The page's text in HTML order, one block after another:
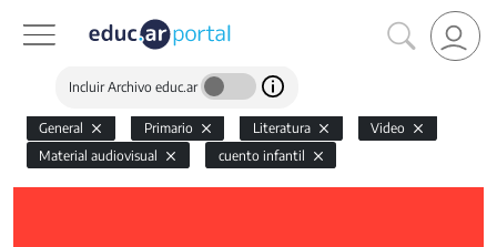
Incluir Archivo educ.ar
General Primario Literatura
Video
Material audiovisual
cuento infantil